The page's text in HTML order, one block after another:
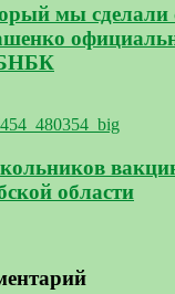
мы сделали
БНБК
области